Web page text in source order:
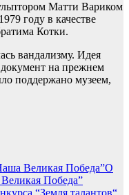
Матти Вариком
году в качестве
Котки.
вандализму. Идея
на прежнем
поддержано музеем,
О
Победа”